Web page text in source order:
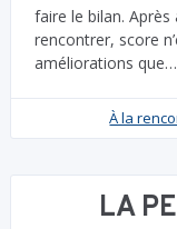
faire le bilan.
rencontrer, score
améliorations que…
À la
LA